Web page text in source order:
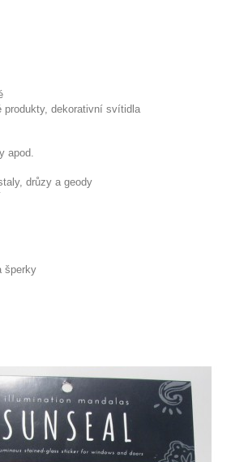
produkty, dekorativní svítidla
apod.
drůzy a geody
šperky